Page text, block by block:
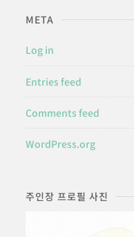
META
Log in
Entries feed
Comments feed
WordPress.org
주인장 프로필 사진